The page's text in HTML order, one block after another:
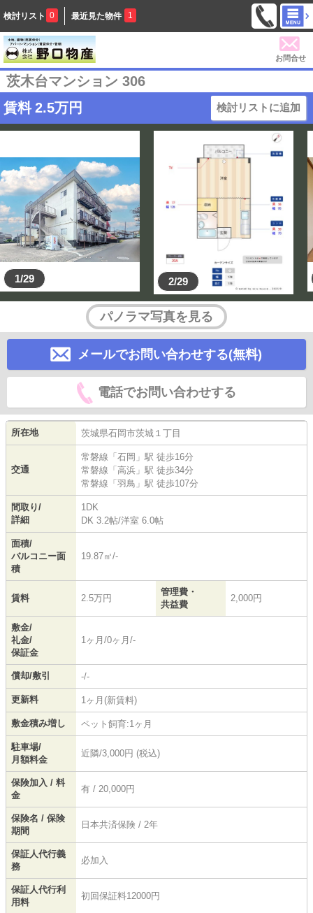
検討リスト 0 最近見た物件 1
お問合せ
茨木台マンション 306
賃料 2.5万円 検討リストに追加
1/29 2/29
パノラマ写真を見る
メールでお問い合わせする(無料)
電話でお問い合わせする
所在地 茨城県石岡市茨城 １丁目
交通
常磐線 「 石岡 」駅 徒歩16分
常磐線 「 高浜 」駅 徒歩34分
常磐線 「 羽鳥 」駅 徒歩107分
間取り/
詳細
1DK
DK 3.2帖/洋室 6.0帖
面積/
バルコニー面
積
19.87㎡/-
賃料 2.5万円
管理費・
共益費
2,000円
敷金/
礼金/
保証金
1ヶ月/0ヶ月/-
償却/敷引 -/-
更新料 1ヶ月(新賃料)
敷金積み増し ペット飼育:1ヶ月
駐車場/
月額料金
近隣/3,000円 (税込)
保険加入 / 料
金
有 / 20,000円
保険名 / 保険
期間
日本共済保険 / 2年
保証人代行義
務
必加入
保証人代行利
用料
初回保証料12000円